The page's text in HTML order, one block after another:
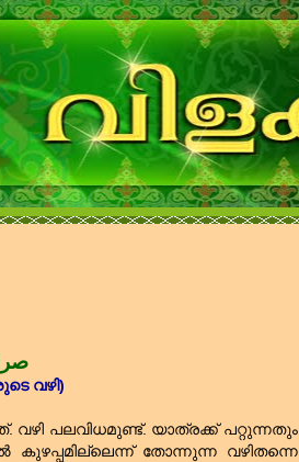
വഴി)
പലവിധമുണ്ട്‌. യാത്രക്ക്‌ പറ്റുന്നതും
കുഴപ്പമില്ലെന്ന് തോന്നുന്ന വഴിതന്നെ